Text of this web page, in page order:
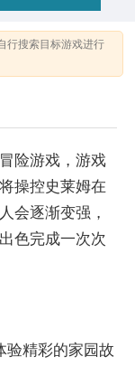
行搜索目标游戏进行
险游戏，游戏
操控史莱姆在
会逐渐变强，
色完成一次次
验精彩的家园故